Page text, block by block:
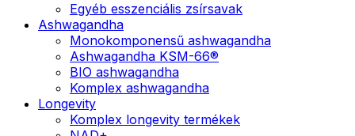
Egyéb esszenciális zsírsavak
Ashwagandha
Monokomponensű ashwagandha
Ashwagandha KSM-66®
BIO ashwagandha
Komplex ashwagandha
Longevity
Komplex longevity termékek